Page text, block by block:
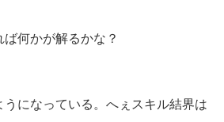
何かが解るかな？
になっている。へぇスキル結界は